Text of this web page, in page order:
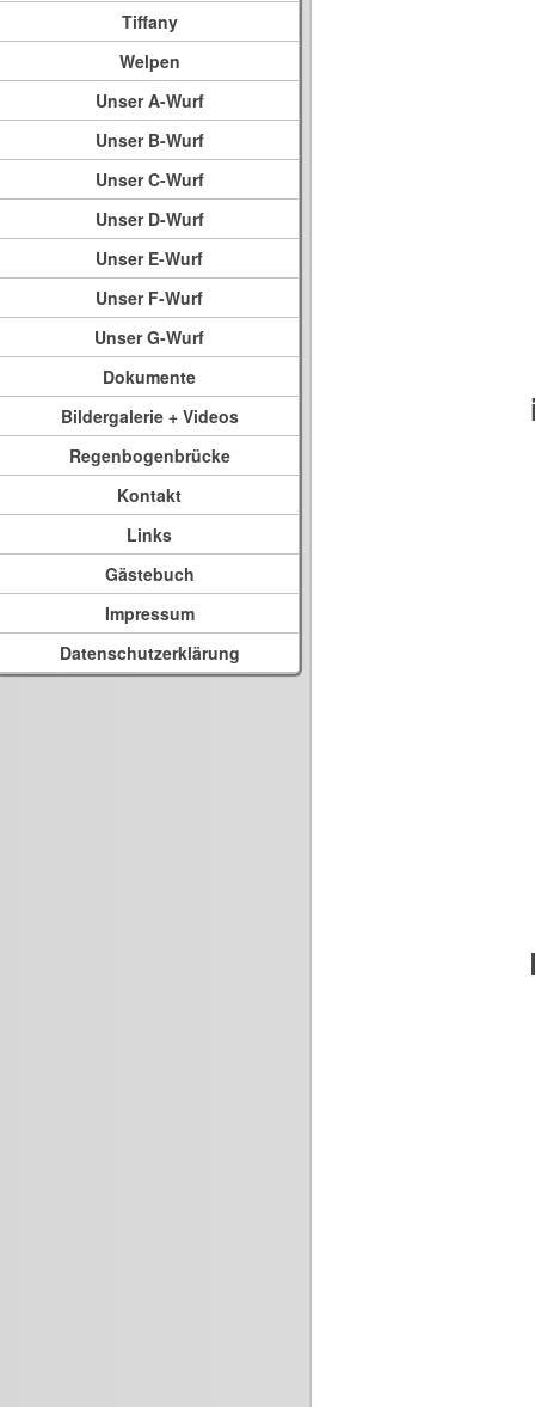
Tiffany
Welpen
Unser A-Wurf
Unser B-Wurf
Unser C-Wurf
Unser D-Wurf
Unser E-Wurf
Unser F-Wurf
Unser G-Wurf
Dokumente
Bildergalerie + Videos
Regenbogenbrücke
Kontakt
Links
Gästebuch
Impressum
Datenschutzerklärung